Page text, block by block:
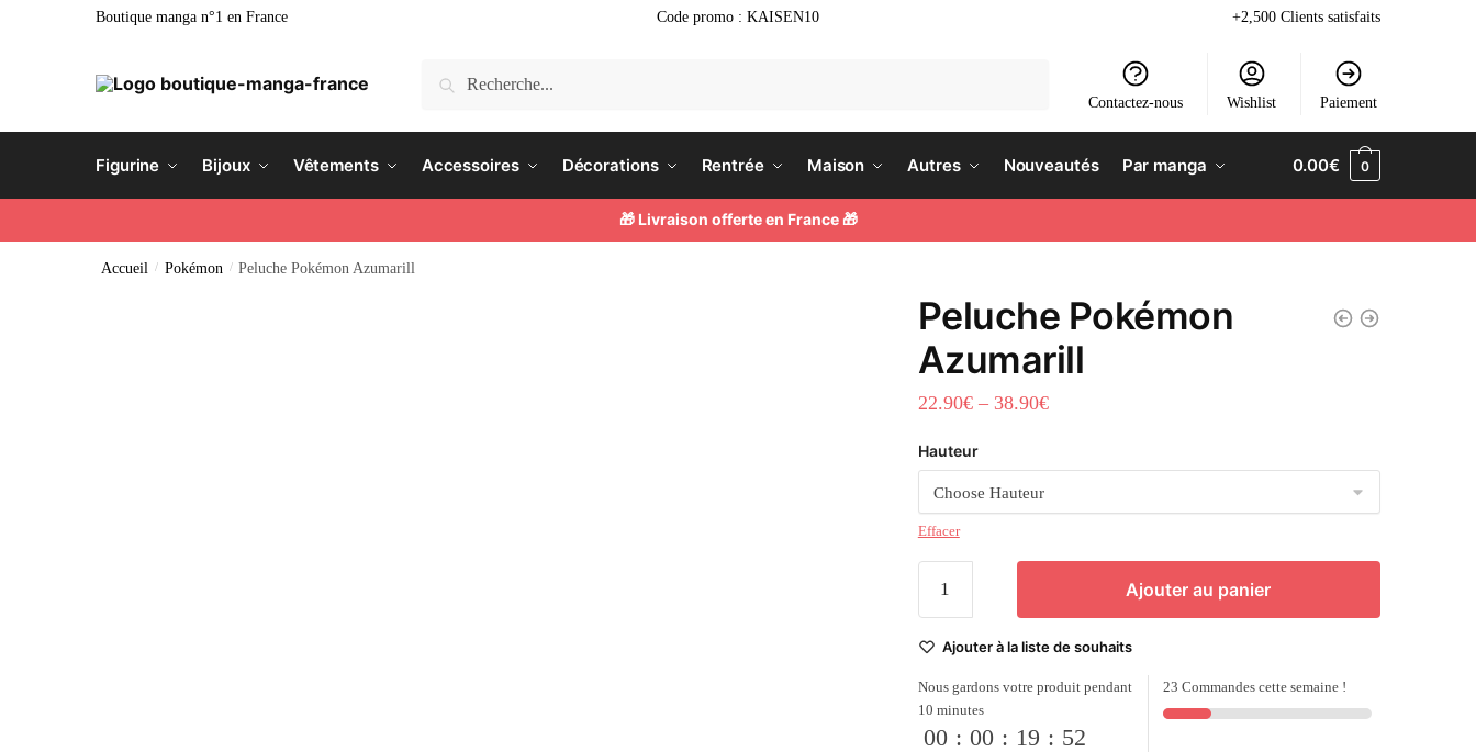
Boutique manga n°1 en France Code promo : KAISEN10 +2,500 Clients satisfaits
Recherche
Contactez-nous Wishlist Paiement
Figurine Bijoux Vêtements Accessoires Décorations Rentrée Maison Autres Nouveautés Par manga 0.00€ 0
🎁 Livraison offerte en France 🎁
Accueil / Pokémon / Peluche Pokémon Azumarill
Peluche Pokémon
Azumarill
22.90€– 38.90€
Hauteur
Effacer
Ajouter au panier
Ajouter à la liste de souhaits
Nous gardons votre produit pendant
10 minutes
00 : 00 : 19 : 52
23 Commandes cette semaine !